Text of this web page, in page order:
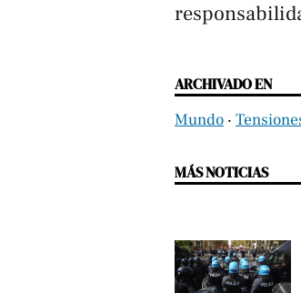
ARCHIVADO EN
Mundo ‧
MÁS NOTICIAS